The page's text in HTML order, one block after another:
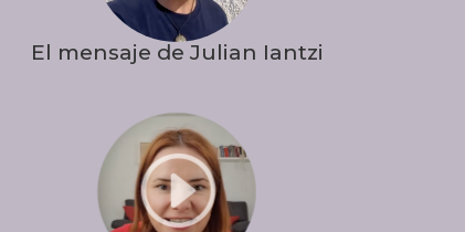
El mensaje de Julian Iantzi
I